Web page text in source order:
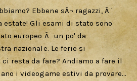
Ebbene sÃ¬ ragazzi, Ã¨
Gli esami di stato sono
europeo Ã¨ un po' da
nazionale. Le ferie si
resta da fare? Andiamo a fare il
i videogame estivi da provare…